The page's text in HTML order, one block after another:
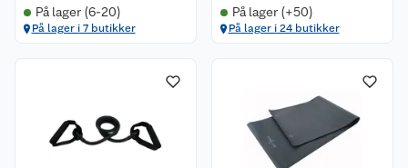
På lager (6-20)
På lager i 7 butikker
På lager (+50)
På lager i 24 butikker